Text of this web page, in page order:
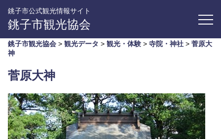
銚子市公式観光情報サイト
銚子市観光協会
銚子市観光協会 > 観光データ > 観光・体験 > 寺院・神社 > 菅原大
神
菅原大神